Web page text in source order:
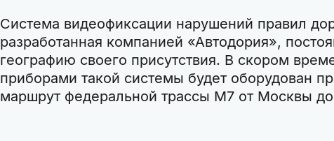
Система видеофиксации нарушений правил
разработанная компанией «Автодория»,
географию своего присутствия. В скором
приборами такой системы будет оборудован
маршрут федеральной трассы М7 от Москвы